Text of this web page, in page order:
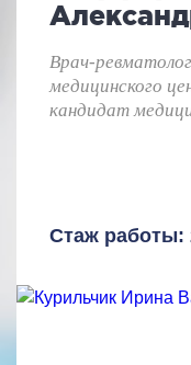
Врач-
медицинского
кандидат
Стаж работы: